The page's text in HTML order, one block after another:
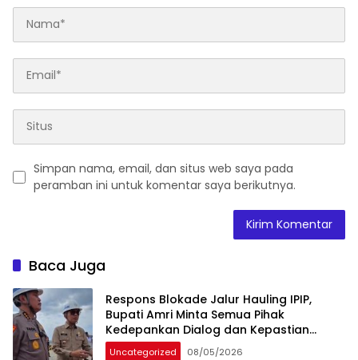
Simpan nama, email, dan situs web saya pada
peramban ini untuk komentar saya berikutnya.
Baca Juga
Respons Blokade Jalur Hauling IPIP,
Bupati Amri Minta Semua Pihak
Kedepankan Dialog dan Kepastian
Hukum
Uncategorized 08/05/2026